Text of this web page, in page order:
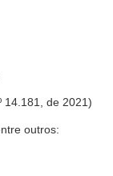
de 2021)
outros: